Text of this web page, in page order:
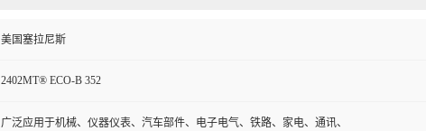
美国塞拉尼斯
2402MT® ECO-B 352
广泛应用于机械、仪器仪表、汽车部件、电子电气、铁路、家电、通讯、